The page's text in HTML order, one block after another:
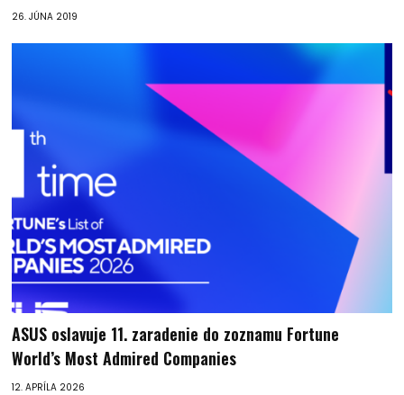
26. JÚNA 2019
ASUS oslavuje 11. zaradenie do zoznamu Fortune
World’s Most Admired Companies
12. APRÍLA 2026